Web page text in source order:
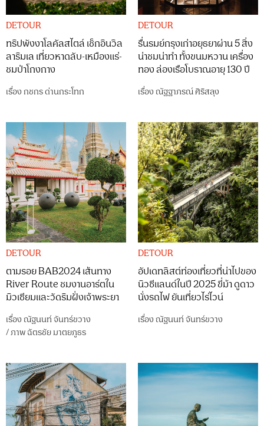
DETOUR
ทริปพังงาโลคัลสไตล์ เช็กอินวิล
ลาริมเล เที่ยวหาดลับ-เหมืองแร่-
ชมป่าโกงกาง
เรื่อง กชกร ด่านกระโทก
DETOUR
รื่นรมย์กรุงเก่าอยุธยาผ่าน 5 สิ่ง
น่าชมน่าทำ ทั้งขนมหวาน เครื่อง
ทอง ล่องเรือโบราณอายุ 130 ปี
เรื่องณัฐฐาภรณ์ ศิริสลุง
DETOUR
ตามรอย BAB2024 เส้นทาง
River Route ชมงานอาร์ตใน
มิวเซียมและวัดริมฝั่งเจ้าพระยา
เรื่องณัฐนนท์ จันทร์ขวาง
/ภาพฉัตรชัย มาตยภูธร
DETOUR
อัปเดทลิสต์ท่องเที่ยวที่น่าไปของ
นิวซีแลนด์ในปี 2025 ขี่ม้า ดูดาว
นั่งรถไฟ ยันเที่ยวไร่ไวน์
เรื่องณัฐนนท์ จันทร์ขวาง